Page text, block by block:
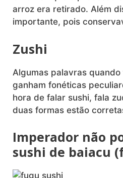
arroz era retirado. Além
importante, pois
Zushi
Algumas palavras
ganham fonéticas
hora de falar sushi, fala
duas formas estão
Imperador não
sushi de baiacu